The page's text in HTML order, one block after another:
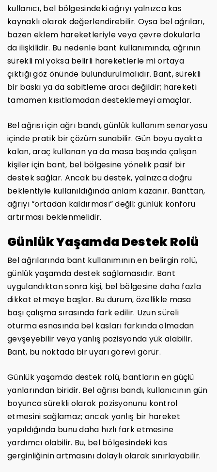
kullanıcı, bel bölgesindeki ağrıyı yalnızca kas
kaynaklı olarak değerlendirebilir. Oysa bel ağrıları,
bazen eklem hareketleriyle veya çevre dokularla
da ilişkilidir. Bu nedenle bant kullanımında, ağrının
sürekli mi yoksa belirli hareketlerle mi ortaya
çıktığı göz önünde bulundurulmalıdır. Bant, sürekli
bir baskı ya da sabitleme aracı değildir; hareketi
tamamen kısıtlamadan desteklemeyi amaçlar.
Bel ağrısı için ağrı bandı, günlük kullanım senaryosu
içinde pratik bir çözüm sunabilir. Gün boyu ayakta
kalan, araç kullanan ya da masa başında çalışan
kişiler için bant, bel bölgesine yönelik pasif bir
destek sağlar. Ancak bu destek, yalnızca doğru
beklentiyle kullanıldığında anlam kazanır. Banttan,
ağrıyı “ortadan kaldırması” değil; günlük konforu
artırması beklenmelidir.
Günlük Yaşamda Destek Rolü
Bel ağrılarında bant kullanımının en belirgin rolü,
günlük yaşamda destek sağlamasıdır. Bant
uygulandıktan sonra kişi, bel bölgesine daha fazla
dikkat etmeye başlar. Bu durum, özellikle masa
başı çalışma sırasında fark edilir. Uzun süreli
oturma esnasında bel kasları farkında olmadan
gevşeyebilir veya yanlış pozisyonda yük alabilir.
Bant, bu noktada bir uyarı görevi görür.
Günlük yaşamda destek rolü, bantların en güçlü
yanlarından biridir. Bel ağrısı bandı, kullanıcının gün
boyunca sürekli olarak pozisyonunu kontrol
etmesini sağlamaz; ancak yanlış bir hareket
yapıldığında bunu daha hızlı fark etmesine
yardımcı olabilir. Bu, bel bölgesindeki kas
gerginliğinin artmasını dolaylı olarak sınırlayabilir.